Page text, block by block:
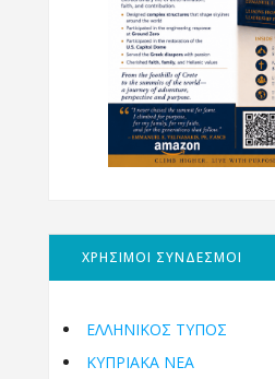
ΧΡΗΣΙΜΟΙ ΣΥΝΔΕΣΜΟΙ
ΕΛΛΗΝΙΚΟΣ ΤΥΠΟΣ
ΚΥΠΡΙΑΚΑ ΝΕΑ